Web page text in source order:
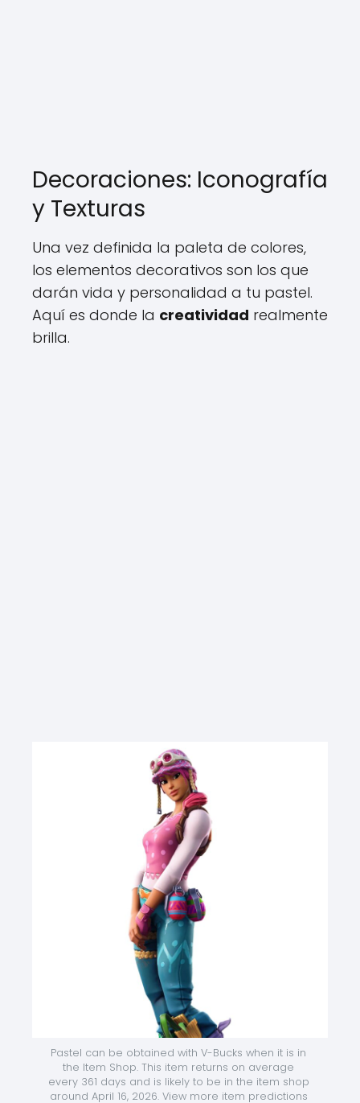
Decoraciones: Iconografía
y Texturas
Una vez definida la paleta de colores,
los elementos decorativos son los que
darán vida y personalidad a tu pastel.
Aquí es donde la creatividad realmente
brilla.
Pastel can be obtained with V-Bucks when it is in
the Item Shop. This item returns on average
every 361 days and is likely to be in the item shop
around April 16, 2026. View more item predictions